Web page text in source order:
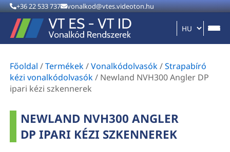
+36 22 533 737 vonalkod@vtes.videoton.hu
Főoldal /Termékek/Vonalkódolvasók/Strapabíró
kézi vonalkódolvasók/ Newland NVH300 Angler DP
ipari kézi szkennerek
NEWLAND NVH300 ANGLER
DP IPARI KÉZI SZKENNEREK